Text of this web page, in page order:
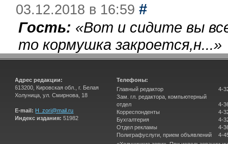
03.12.2018 в 16:59 #
Гость: «Вот и сидите вы
то кормушка закроется,н...»
Адрес редакции:
613200, Кировская обл., г. Белая
Холуница, ул. Смирнова, 18
E-mail: H_zori@mail.ru
Индекс издания: 51982
Телефоны:
Главный редактор
Зам. гл. редактора, компьютерный
отдел
Корреспонденты
Бухгалтерия
Отдел рекламы
Полиграфуслуги, прием объявлений
4-
4-
4-
4-
4-
4-